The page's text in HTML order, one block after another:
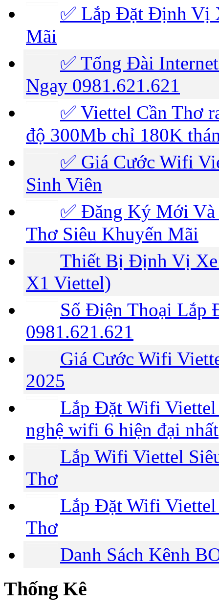
✅ Lắp Đặt Định Vị
Mãi
✅ Tổng Đài
Ngay 0981.621.621
✅ ‎Viettel Cần Thơ
độ 300Mb chỉ 180K
✅ ‎Giá Cước Wifi
Sinh Viên
✅‎ Đăng Ký Mới Và
Thơ Siêu Khuyến Mãi
Thiết Bị Định Vị
X1 Viettel)
Số Điện Thoại Lắp
0981.621.621
Giá Cước Wifi
2025
Lắp Đặt Wifi Viettel
nghệ wifi 6 hiện đại nhất
Lắp Wifi Viettel
Thơ
Lắp Đặt Wifi
Thơ
Danh Sách Kênh
Thống Kê